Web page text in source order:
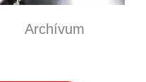
Archívum